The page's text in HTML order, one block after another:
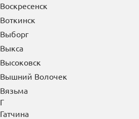
Воскресенск
Воткинск
Выборг
Выкса
Высоковск
Вышний Волочек
Вязьма
Г
Гатчина